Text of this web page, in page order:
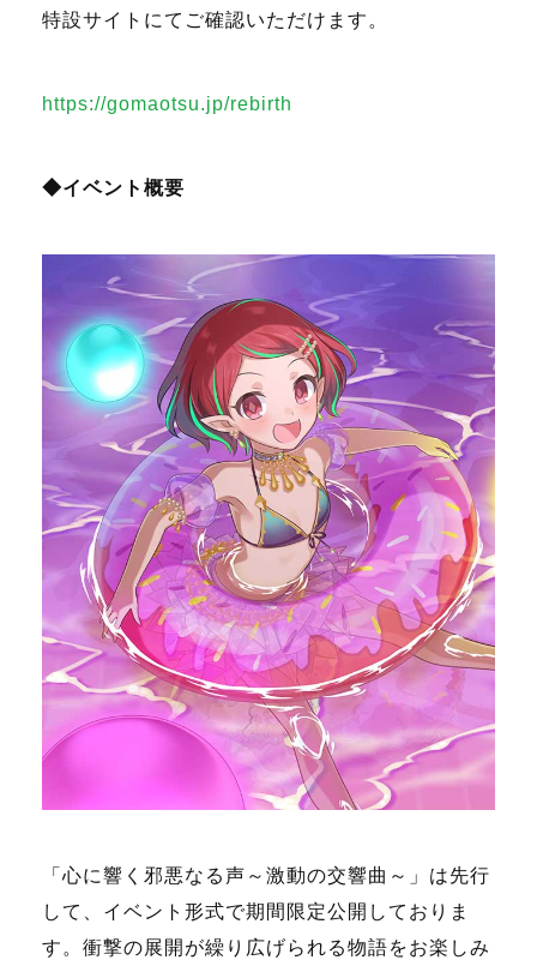
特設サイトにてご確認いただけます。
https://gomaotsu.jp/rebirth
◆イベント概要
「心に響く邪悪なる声～激動の交響曲～」は先行
して、イベント形式で期間限定公開しておりま
す。衝撃の展開が繰り広げられる物語をお楽しみ